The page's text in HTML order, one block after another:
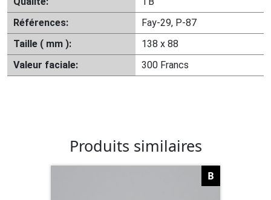
Références:
Fay-29, P-87
Taille ( mm ):
138 x 88
Valeur faciale:
300 Francs
Produits similaires
B